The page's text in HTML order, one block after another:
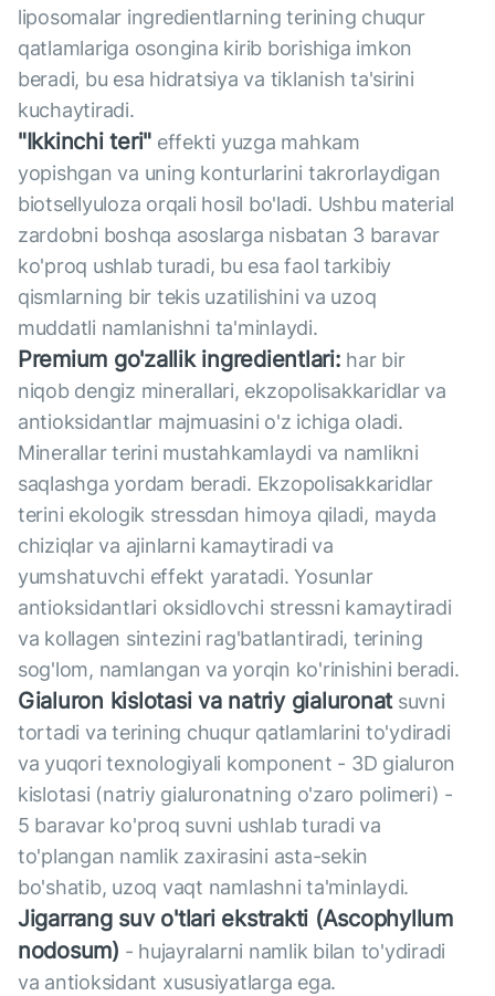
liposomalar ingredientlarning terining chuqur
qatlamlariga osongina kirib borishiga imkon
beradi, bu esa hidratsiya va tiklanish ta'sirini
kuchaytiradi.
"Ikkinchi teri" effekti yuzga mahkam
yopishgan va uning konturlarini takrorlaydigan
biotsellyuloza orqali hosil bo'ladi. Ushbu material
zardobni boshqa asoslarga nisbatan 3 baravar
ko'proq ushlab turadi, bu esa faol tarkibiy
qismlarning bir tekis uzatilishini va uzoq
muddatli namlanishni ta'minlaydi.
Premium go'zallik ingredientlari: har bir
niqob dengiz minerallari, ekzopolisakkaridlar va
antioksidantlar majmuasini o'z ichiga oladi.
Minerallar terini mustahkamlaydi va namlikni
saqlashga yordam beradi. Ekzopolisakkaridlar
terini ekologik stressdan himoya qiladi, mayda
chiziqlar va ajinlarni kamaytiradi va
yumshatuvchi effekt yaratadi. Yosunlar
antioksidantlari oksidlovchi stressni kamaytiradi
va kollagen sintezini rag'batlantiradi, terining
sog'lom, namlangan va yorqin ko'rinishini beradi.
Gialuron kislotasi va natriy gialuronatsuvni
tortadi va terining chuqur qatlamlarini to'ydiradi
va yuqori texnologiyali komponent - 3D gialuron
kislotasi (natriy gialuronatning o'zaro polimeri) -
5 baravar ko'proq suvni ushlab turadi va
to'plangan namlik zaxirasini asta-sekin
bo'shatib, uzoq vaqt namlashni ta'minlaydi.
Jigarrang suv o'tlari ekstrakti (Ascophyllum
nodosum) - hujayralarni namlik bilan to'ydiradi
va antioksidant xususiyatlarga ega.